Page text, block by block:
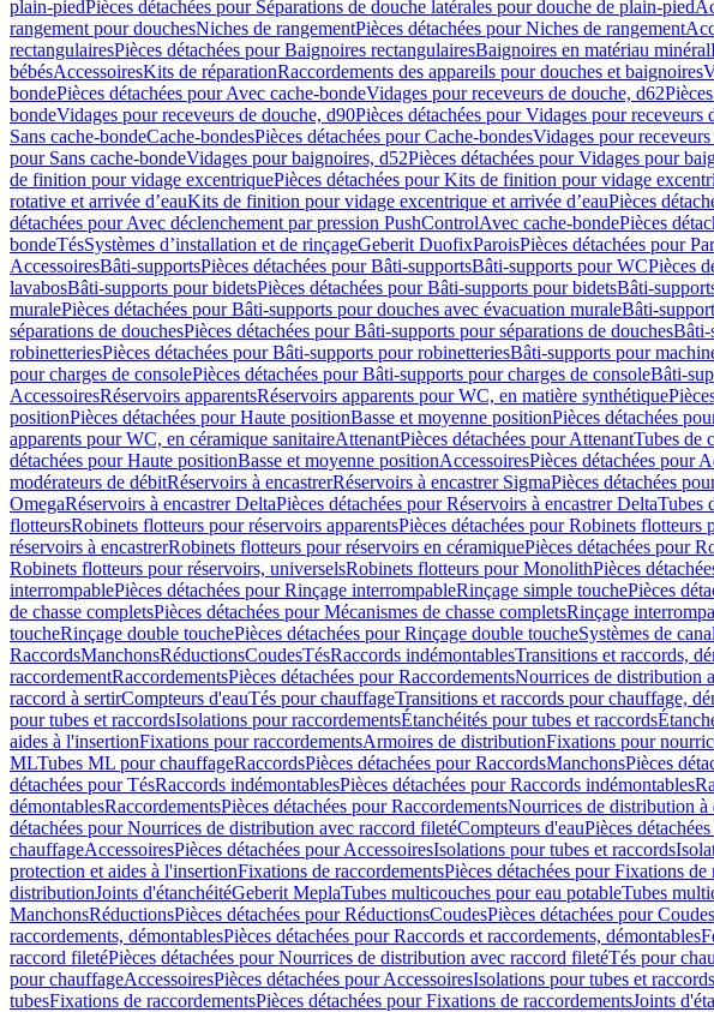
plain-piedPièces détachées pour Séparations de douche latérales pour douche de plain-pied
rangement pour douchesNiches de rangementPièces détachées pour Niches de rangement
rectangulairesPièces détachées pour Baignoires rectangulairesBaignoires en matériau minéral
bébésAccessoiresKits de réparationRaccordements des appareils pour douches et baignoires
bondePièces détachées pour Avec cache-bondeVidages pour receveurs de douche, d62
bondeVidages pour receveurs de douche, d90Pièces détachées pour Vidages pour receveurs
Sans cache-bondeCache-bondesPièces détachées pour Cache-bondesVidages pour
pour Sans cache-bondeVidages pour baignoires, d52Pièces détachées pour Vidages pour
de finition pour vidage excentriquePièces détachées pour Kits de finition pour vidage
rotative et arrivée d’eauKits de finition pour vidage excentrique et arrivée d’eauPièces
détachées pour Avec déclenchement par pression PushControlAvec cache-bondePièces
bondeTésSystèmes d’installation et de rinçageGeberit DuofixParoisPièces détachées pour
AccessoiresBâti-supportsPièces détachées pour Bâti-supportsBâti-supports pour WCPièces
lavabosBâti-supports pour bidetsPièces détachées pour Bâti-supports pour bidetsBâti-
muralePièces détachées pour Bâti-supports pour douches avec évacuation muraleBâti-
séparations de douchesPièces détachées pour Bâti-supports pour séparations de douchesBâti-
robinetteriesPièces détachées pour Bâti-supports pour robinetteriesBâti-supports pour
pour charges de consolePièces détachées pour Bâti-supports pour charges de consoleBâti-
AccessoiresRéservoirs apparentsRéservoirs apparents pour WC, en matière synthétique
positionPièces détachées pour Haute positionBasse et moyenne positionPièces détachées
apparents pour WC, en céramique sanitaireAttenantPièces détachées pour AttenantTubes de
détachées pour Haute positionBasse et moyenne positionAccessoiresPièces détachées pour
modérateurs de débitRéservoirs à encastrerRéservoirs à encastrer SigmaPièces détachées
OmegaRéservoirs à encastrer DeltaPièces détachées pour Réservoirs à encastrer DeltaTubes
flotteursRobinets flotteurs pour réservoirs apparentsPièces détachées pour Robinets flotteurs
réservoirs à encastrerRobinets flotteurs pour réservoirs en céramiquePièces détachées pour
Robinets flotteurs pour réservoirs, universelsRobinets flotteurs pour MonolithPièces
interrompablePièces détachées pour Rinçage interrompableRinçage simple touchePièces
de chasse completsPièces détachées pour Mécanismes de chasse completsRinçage
toucheRinçage double touchePièces détachées pour Rinçage double toucheSystèmes de
RaccordsManchonsRéductionsCoudesTésRaccords indémontablesTransitions et raccords,
raccordementRaccordementsPièces détachées pour RaccordementsNourrices de distribution
raccord à sertirCompteurs d'eauTés pour chauffageTransitions et raccords pour chauffage,
pour tubes et raccordsIsolations pour raccordementsÉtanchéités pour tubes et raccords
aides à l'insertionFixations pour raccordementsArmoires de distributionFixations pour
MLTubes ML pour chauffageRaccordsPièces détachées pour RaccordsManchonsPièces
détachées pour TésRaccords indémontablesPièces détachées pour Raccords indémontables
démontablesRaccordementsPièces détachées pour RaccordementsNourrices de distribution à
détachées pour Nourrices de distribution avec raccord filetéCompteurs d'eauPièces
chauffageAccessoiresPièces détachées pour AccessoiresIsolations pour tubes et raccords
protection et aides à l'insertionFixations de raccordementsPièces détachées pour Fixations de
distributionJoints d'étanchéitéGeberit MeplaTubes multicouches pour eau potableTubes
ManchonsRéductionsPièces détachées pour RéductionsCoudesPièces détachées pour Coudes
raccordements, démontablesPièces détachées pour Raccords et raccordements, démontables
raccord filetéPièces détachées pour Nourrices de distribution avec raccord filetéTés pour
pour chauffageAccessoiresPièces détachées pour AccessoiresIsolations pour tubes et raccords
tubesFixations de raccordementsPièces détachées pour Fixations de raccordementsJoints